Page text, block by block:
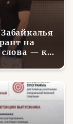
на
слова — к